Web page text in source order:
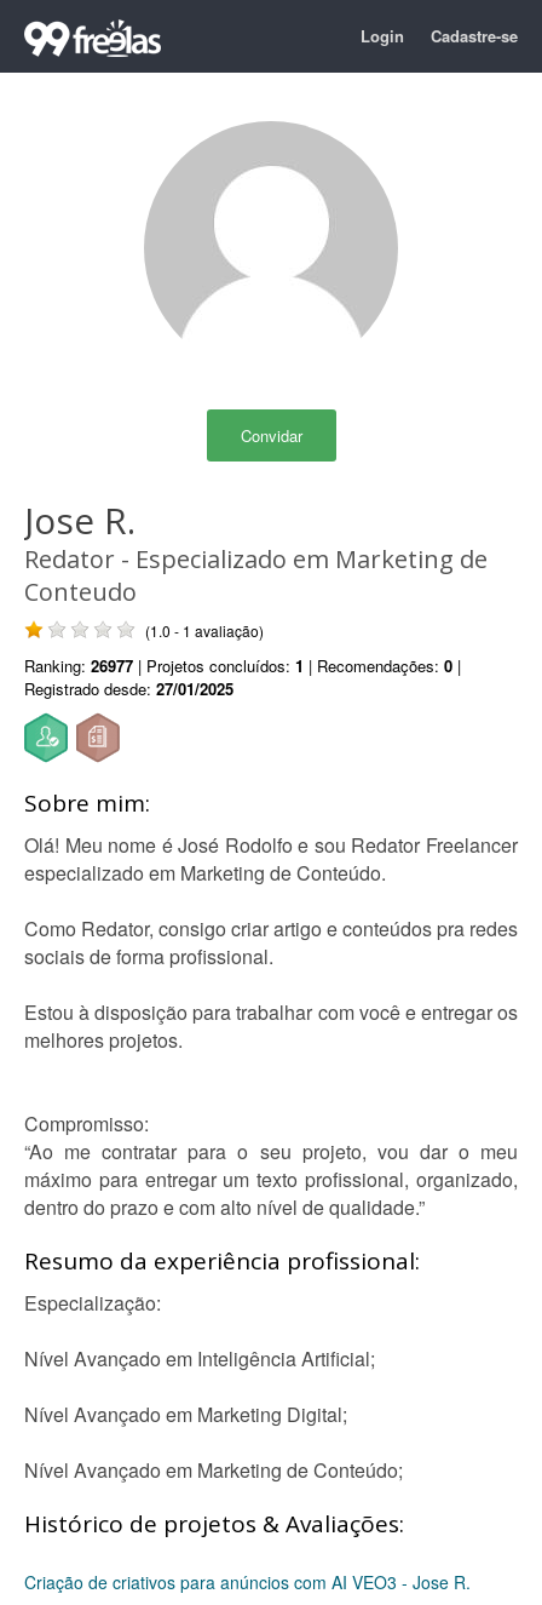
Login Cadastre-se
Convidar
Jose R.
Redator - Especializado em Marketing de
Conteudo
(1.0 - 1 avaliação)
Ranking: 26977 | Projetos concluídos: 1 | Recomendações: 0 |
Registrado desde: 27/01/2025
Sobre mim:
Olá! Meu nome é José Rodolfo e sou Redator Freelancer
especializado em Marketing de Conteúdo.
Como Redator, consigo criar artigo e conteúdos pra redes
sociais de forma profissional.
Estou à disposição para trabalhar com você e entregar os
melhores projetos.
Compromisso:
“Ao me contratar para o seu projeto, vou dar o meu
máximo para entregar um texto profissional, organizado,
dentro do prazo e com alto nível de qualidade.”
Resumo da experiência profissional:
Especialização:
Nível Avançado em Inteligência Artificial;
Nível Avançado em Marketing Digital;
Nível Avançado em Marketing de Conteúdo;
Histórico de projetos & Avaliações:
Criação de criativos para anúncios com AI VEO3 - Jose R.